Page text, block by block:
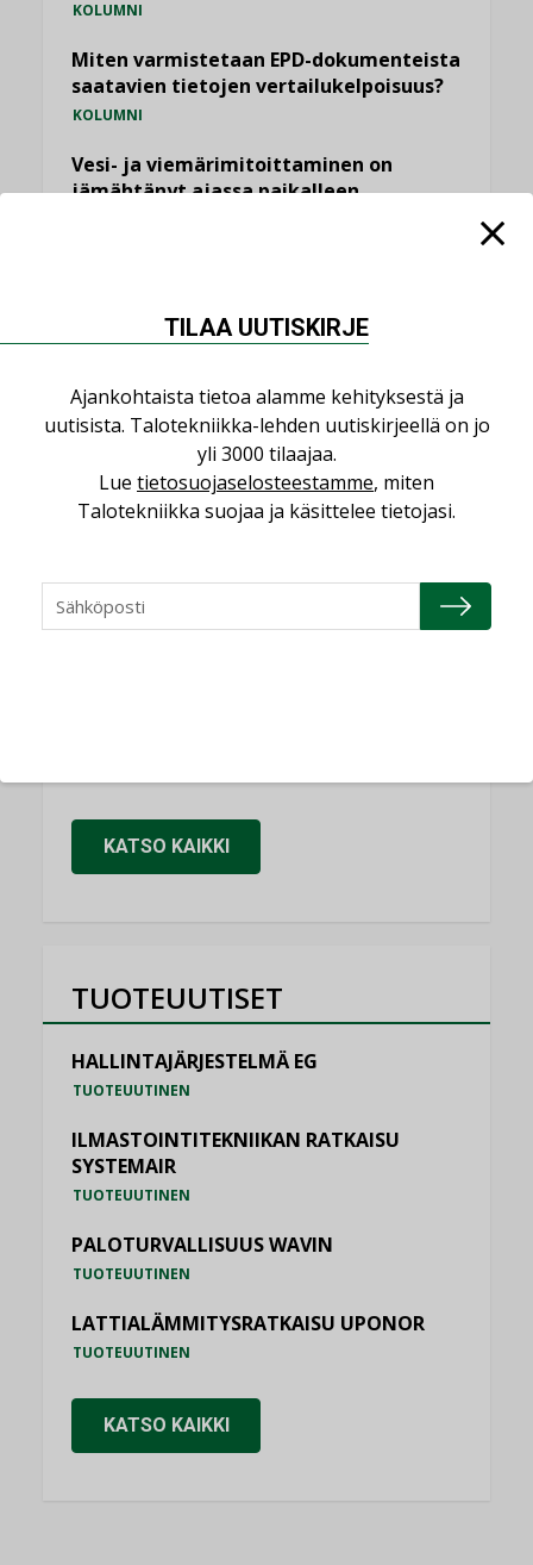
KOLUMNI
Miten varmistetaan EPD-dokumenteista
saatavien tietojen vertailukelpoisuus?
KOLUMNI
Vesi- ja viemärimitoittaminen on
jämähtänyt ajassa paikalleen
NIMITYKSET
Consti
Refair
NIMITYKSET
KATSO KAIKKI
TUOTEUUTISET
HALLINTAJÄRJESTELMÄ EG
TUOTEUUTINEN
ILMASTOINTITEKNIIKAN RATKAISU
SYSTEMAIR
TUOTEUUTINEN
PALOTURVALLISUUS WAVIN
TUOTEUUTINEN
LATTIALÄMMITYSRATKAISU UPONOR
TUOTEUUTINEN
KATSO KAIKKI
TILAA UUTISKIRJE
Ajankohtaista tietoa alamme kehityksestä ja
uutisista. Talotekniikka-lehden uutiskirjeellä on jo
yli 3000 tilaajaa.
Lue tietosuojaselosteestamme, miten
Talotekniikka suojaa ja käsittelee tietojasi.